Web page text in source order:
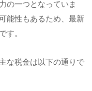
の一つとなっていま
能性もあるため、最新
す。
な税金は以下の通りで